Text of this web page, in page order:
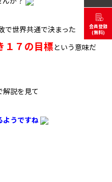
で世界共通で決まった
１７の目標という意味だ
説を見て
ようですね
会員登録
(無料)